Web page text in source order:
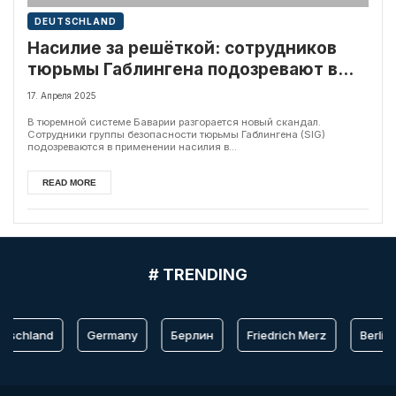
DEUTSCHLAND
Насилие за решёткой: сотрудников
тюрьмы Габлингена подозревают в
избиении несовершеннолетних
17. Апреля 2025
В тюремной системе Баварии разгорается новый скандал.
Сотрудники группы безопасности тюрьмы Габлингена (SIG)
подозреваются в применении насилия в...
READ MORE
# TRENDING
Germany Берлин Friedrich Merz Berlin